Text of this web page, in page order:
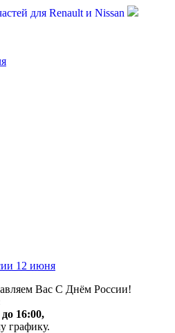
для Renault и Nissan
12 июня
Вас С Днём России!
16:00,
графику.